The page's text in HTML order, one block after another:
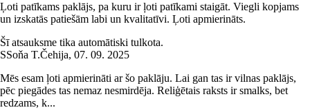
Ļoti patīkams paklājs, pa kuru ir ļoti patīkami staigāt. Viegli kopjams
un izskatās patiešām labi un kvalitatīvi. Ļoti apmierināts.
Šī atsauksme tika automātiski tulkota.
SSoňa T.Čehija, 07. 09. 2025
Mēs esam ļoti apmierināti ar šo paklāju. Lai gan tas ir vilnas paklājs,
pēc piegādes tas nemaz nesmirdēja. Reliģētais raksts ir smalks, bet
redzams, k...